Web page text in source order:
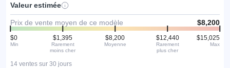
Valeur estimée
Prix de vente moyen de ce modèle $8,200
$0
Min
$1,395
Rarement
moins cher
$8,200
Moyenne
$12,440
Rarement
plus cher
$15,025
Max
14 ventes sur 30 jours